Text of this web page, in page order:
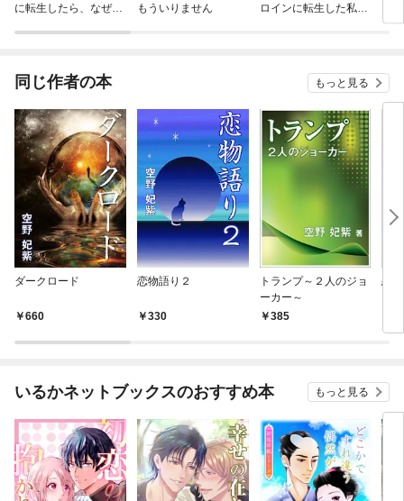
に転生したら、なぜか
もういりません
ロインに転生した私、
同じ作者の本 もっと見る
ダークロード
660
恋物語り２
330
トランプ～２人のジョ
ーカー～
385
恋
いるかネットブックスのおすすめ本 もっと見る